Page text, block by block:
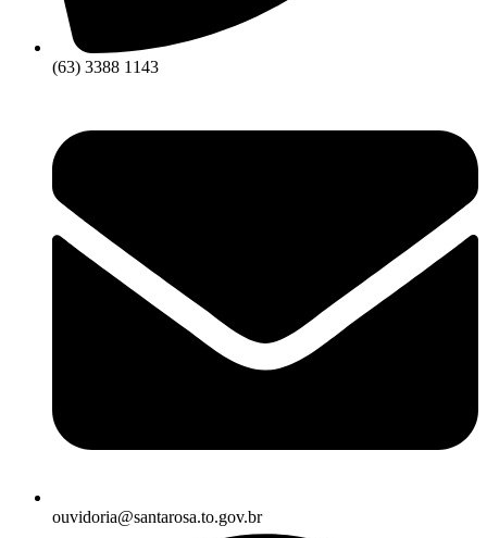
(63) 3388 1143
ouvidoria@santarosa.to.gov.br